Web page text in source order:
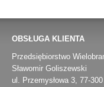
OBSŁUGA KLIENTA
Przedsiębiorstwo
Sławomir Goliszewski
ul. Przemysłowa 3, 77-300